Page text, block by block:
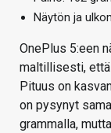
Näytön ja
OnePlus 5:een
maltillisesti, että
Pituus on
on pysynyt
grammalla,